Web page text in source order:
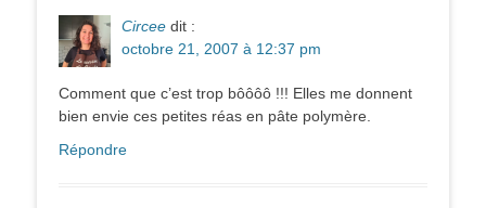
Circee dit :
octobre 21, 2007 à 12:37 pm
Comment que c’est trop bôôôô !!! Elles me donnent
bien envie ces petites réas en pâte polymère.
Répondre